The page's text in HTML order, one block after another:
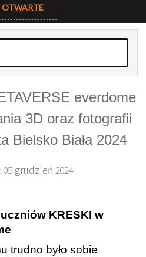
OTWARTE
everdome
3D oraz fotografii
Bielsko Biała 2024
grudzień 2024
KRESKI w
trudno było sobie